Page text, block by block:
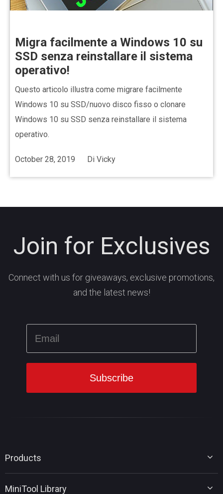
Migra facilmente a Windows 10 su
SSD senza reinstallare il sistema
operativo!
Questo articolo illustra come migrare facilmente
Windows 10 su SSD/nuovo disco fisso o clonare
Windows 10 su SSD senza reinstallare il sistema
operativo.
October 28, 2019 Di Vicky
Join for Exclusives
Connect with us for giveaways, exclusive promotions,
and the latest news!
Products
MiniTool Power Data Recovery
MiniTool Library